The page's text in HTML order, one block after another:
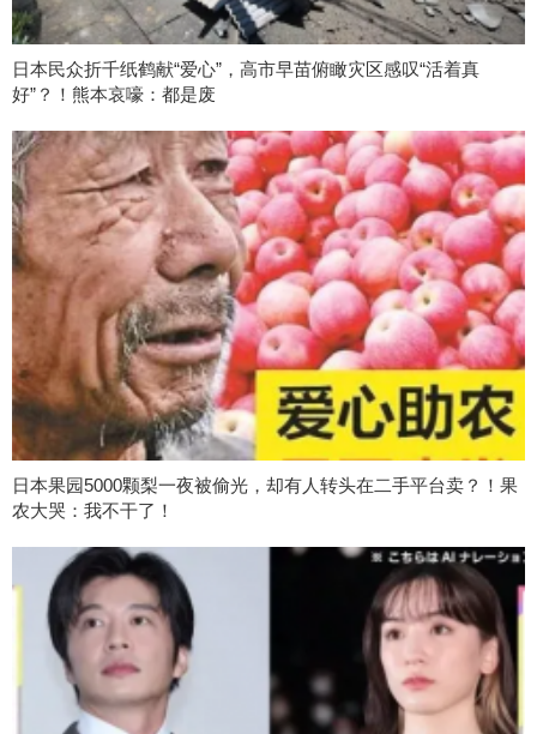
日本民众折千纸鹤献“爱心”，高市早苗俯瞰灾区感叹“活着真
好”？！熊本哀嚎：都是废
日本果园5000颗梨一夜被偷光，却有人转头在二手平台卖？！果
农大哭：我不干了！